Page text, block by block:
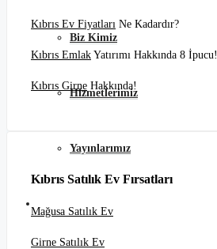
Biz Kimiz
Hizmetlerimiz
Yayınlarımız
Kıbrıs Ev Fiyatları Ne Kadardır?
Kıbrıs Emlak Yatırımı Hakkında 8 İpucu!
Kıbrıs Girne Hakkında!
Kıbrıs Satılık Ev Fırsatları
Mağusa Satılık Ev
Girne Satılık Ev